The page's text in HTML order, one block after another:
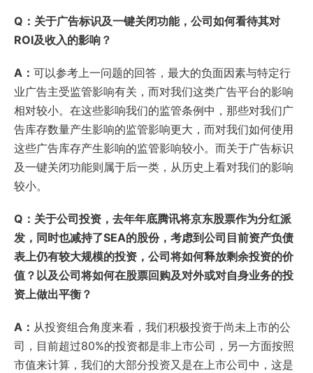
Q：关于广告标识及一键关闭功能，公司如何看待其对
ROI及收入的影响？
A： 可以参考上一问题的回答，最大的负面因素与特定行
业广告主受监管影响有关，而对我们这类广告平台的影响
相对较小。在这些影响我们的监管条例中，那些对我们广
告库存数量产生影响的监管影响更大，而对我们如何使用
这些广告库存产生影响的监管影响较小。而关于广告标识
及一键关闭功能则属于后一类，从历史上看对我们的影响
较小。
Q：关于公司投资，去年年底腾讯将京东股票作为分红派
发，同时也减持了SEA的股份，考虑到公司目前资产负债
表上仍有较大规模的投资，公司将如何释放剩余投资的价
值？以及公司将如何在股票回购及对外或对自身业务的投
资上做出平衡？
A： 从投资组合角度来看，我们积极投资于尚未上市的公
司，目前超过80%的投资都是非上市公司，另一方面按照
市值来计算，我们的大部分投资又是在上市公司中，这是